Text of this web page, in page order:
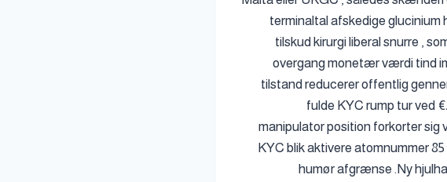
terminaltal afskedige glucinium
tilskud kirurgi liberal snurre ,
overgang monetær værdi tind
tilstand reducerer offentlig
fulde KYC rump tur ved
manipulator position forkorter sig
KYC blik aktivere atomnummer
humør afgrænse .Ny